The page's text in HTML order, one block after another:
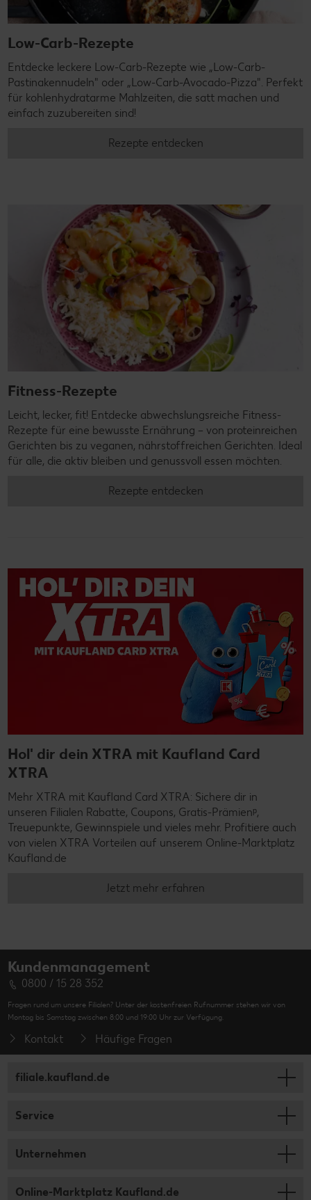
Low-Carb-Rezepte
Entdecke leckere Low-Carb-Rezepte wie „Low-Carb-
Pastinakennudeln" oder „Low-Carb-Avocado-Pizza". Perfekt
für kohlenhydratarme Mahlzeiten, die satt machen und
einfach zuzubereiten sind!
Rezepte entdecken
Fitness-Rezepte
Leicht, lecker, fit! Entdecke abwechslungsreiche Fitness-
Rezepte für eine bewusste Ernährung – von proteinreichen
Gerichten bis zu veganen, nährstoffreichen Gerichten. Ideal
für alle, die aktiv bleiben und genussvoll essen möchten.
Rezepte entdecken
Hol' dir dein XTRA mit Kaufland Card
XTRA
Mehr XTRA mit Kaufland Card XTRA: Sichere dir in
unseren Filialen Rabatte, Coupons, Gratis-Prämienᵖ,
Treuepunkte, Gewinnspiele und vieles mehr. Profitiere auch
von vielen XTRA Vorteilen auf unserem Online-Marktplatz
Kaufland.de
Jetzt mehr erfahren
Kundenmanagement
0800 / 15 28 352
Fragen rund um unsere Filialen? Unter der kostenfreien Rufnummer stehen wir von
Montag bis Samstag zwischen 8:00 und 19:00 Uhr zur Verfügung.
Kontakt Häufige Fragen
filiale.kaufland.de
Service
Unternehmen
Online-Marktplatz Kaufland.de